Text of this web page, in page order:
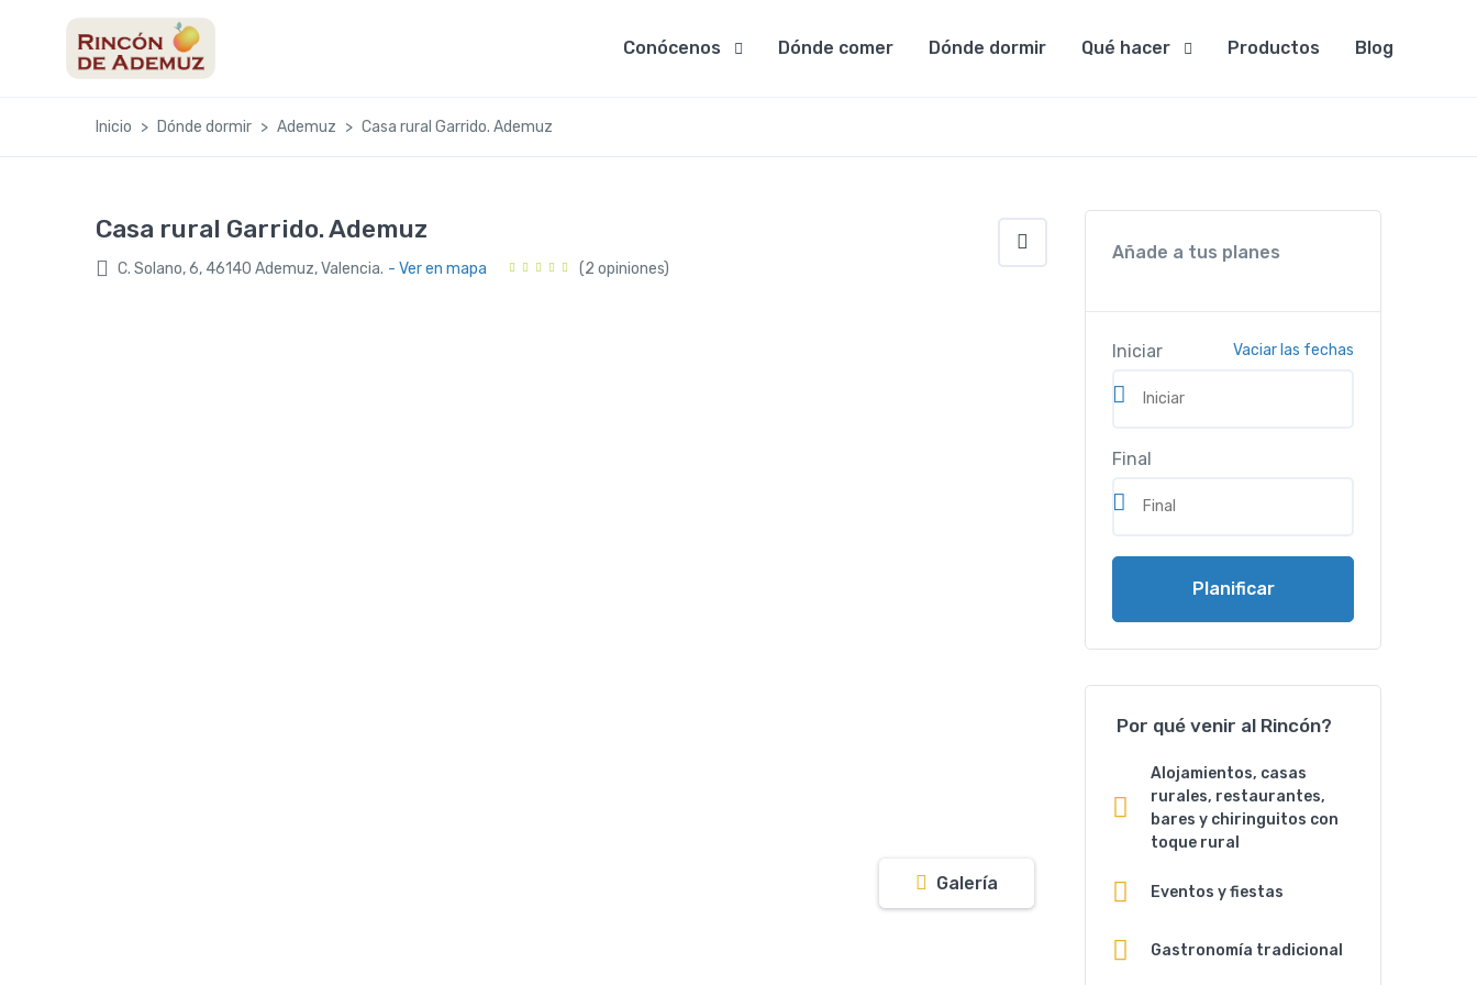
Conócenos
Dónde comer Dónde dormir Qué hacer Productos Blog
Inicio Dónde dormir Ademuz Casa rural Garrido. Ademuz
Casa rural Garrido. Ademuz
C. Solano, 6, 46140 Ademuz, Valencia. - Ver en mapa (2 opiniones)
Galería
Añade a tus planes
Iniciar
Final
Vaciar las fechas
Planificar
Por qué venir al Rincón?
Alojamientos, casas
rurales, restaurantes,
bares y chiringuitos con
toque rural
Eventos y fiestas
Gastronomía tradicional